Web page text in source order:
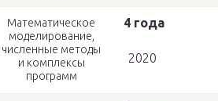
Математическое
моделирование,
численные методы
и комплексы
программ
4 года
2020